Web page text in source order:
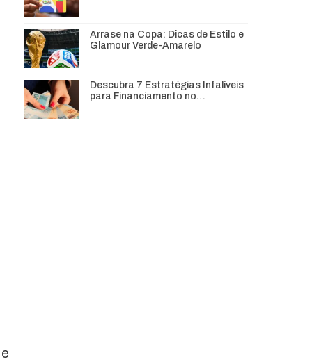
Arrase na Copa: Dicas de Estilo e
Glamour Verde-Amarelo
Descubra 7 Estratégias Infalíveis
para Financiamento no…